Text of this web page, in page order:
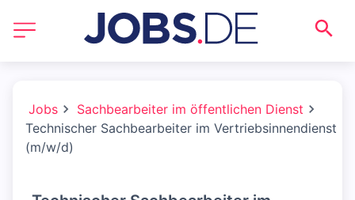
Jobs
Sachbearbeiter im öffentlichen Dienst
Technischer Sachbearbeiter im Vertriebsinnendienst
(m/w/d)